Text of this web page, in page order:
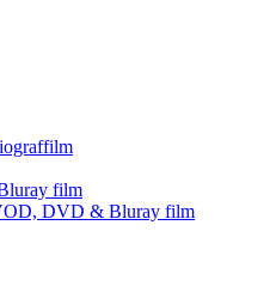
film
DVD & Bluray film